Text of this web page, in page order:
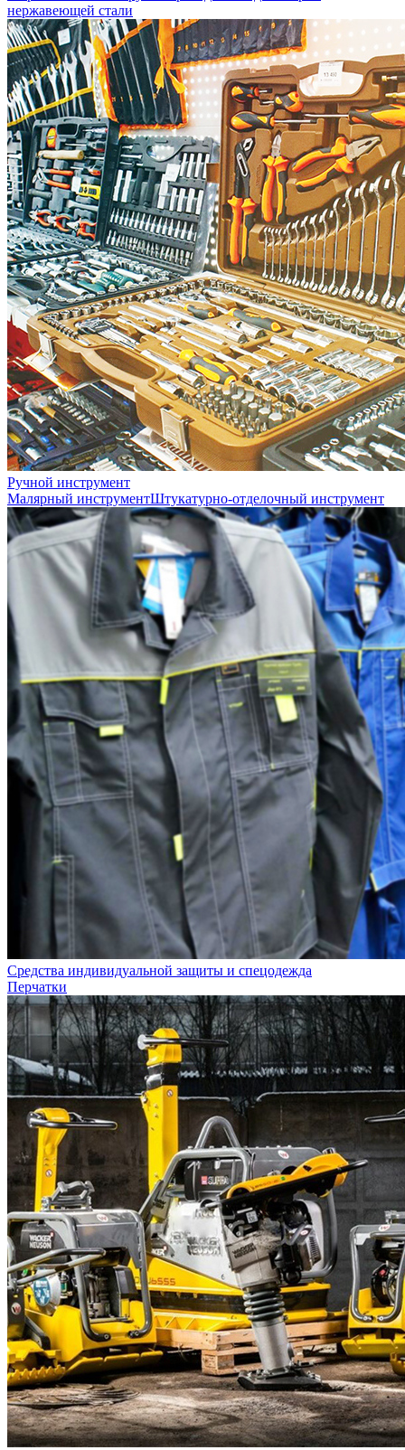
нержавеющей стали
Ручной инструмент
Малярный инструментШтукатурно-отделочный инструмент
Средства индивидуальной защиты и спецодежда
Перчатки